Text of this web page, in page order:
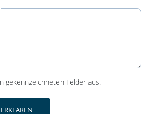
gekennzeichneten Felder aus.